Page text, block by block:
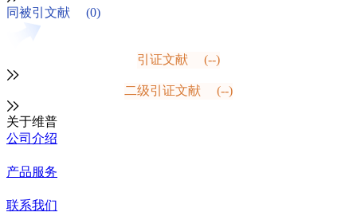
同被引文献 (0)
引证文献 (--)
二级引证文献 (--)
关于维普
公司介绍
产品服务
联系我们